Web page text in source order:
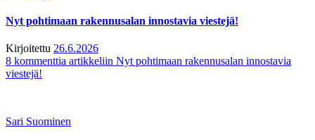
Nyt pohtimaan rakennusalan innostavia viestejä!
Kirjoitettu 26.6.2026
8 kommenttia artikkeliin Nyt pohtimaan rakennusalan innostavia
viestejä!
Sari Suominen